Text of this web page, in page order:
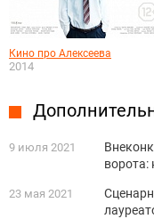
Кино про Алексеева
2014
9 июля 2021
ворота:
23 мая 2021